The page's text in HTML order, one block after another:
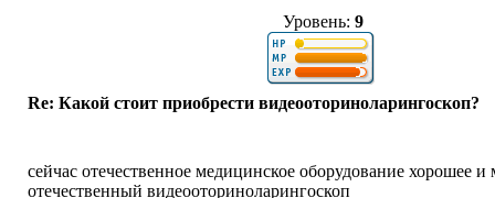
Уровень: 9
Re: Какой стоит приобрести видеооториноларингоскоп?
сейчас отечественное медицинское оборудование хорошее
отечественный видеооториноларингоскоп